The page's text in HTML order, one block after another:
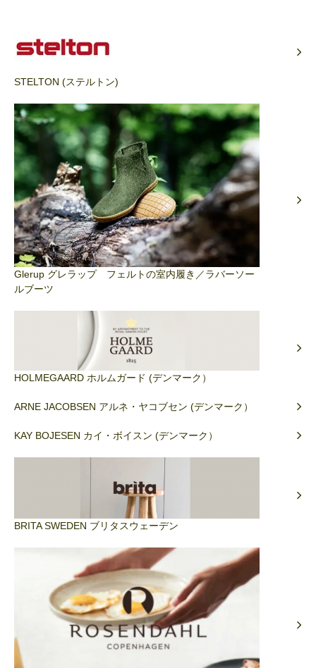
STELTON (ステルトン)
Glerup グレラップ フェルトの室内履き／ラバーソー
ルブーツ
HOLMEGAARD ホルムガード (デンマーク）
ARNE JACOBSEN アルネ・ヤコブセン (デンマーク）
KAY BOJESEN カイ・ボイスン (デンマーク）
BRITA SWEDEN ブリタスウェーデン